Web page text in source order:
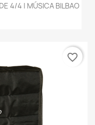
4/4 | MÚSICA BILBAO
favorite_border